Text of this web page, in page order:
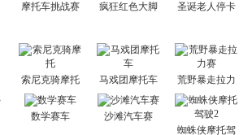
摩托车挑战赛
疯狂红色大脚
圣诞老人停卡
索尼克骑摩托
马戏团摩托车
荒野暴走拉力
数学赛车
沙滩汽车赛
蜘蛛侠摩托驾